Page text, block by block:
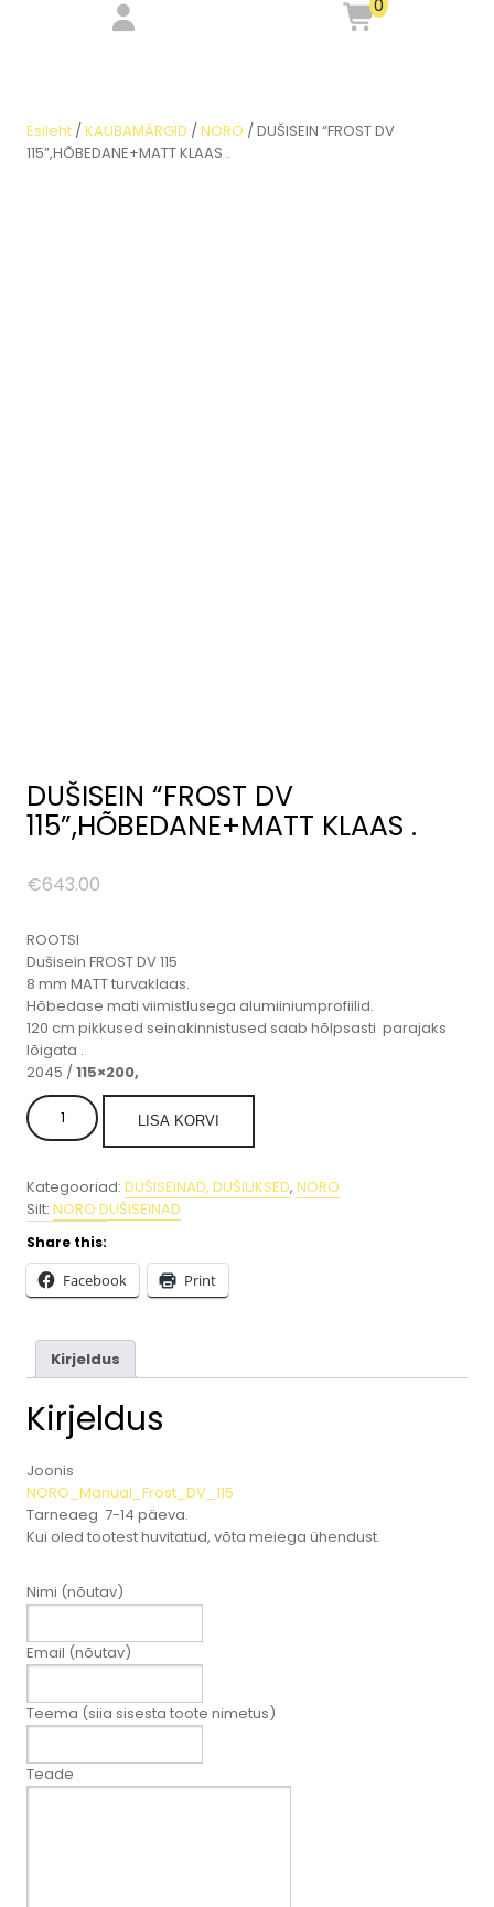
0
Esileht /KAUBAMÄRGID /NORO / DUŠISEIN “FROST DV
115”,HÕBEDANE+MATT KLAAS .
DUŠISEIN “FROST DV
115”,HÕBEDANE+MATT KLAAS .
€643.00
ROOTSI
Dušisein FROST DV 115
8 mm MATT turvaklaas.
Hõbedase mati viimistlusega alumiiniumprofiilid.
120 cm pikkused seinakinnistused saab hõlpsasti parajaks
lõigata .
2045 /115×200,
DUŠISEIN
“FROST
DV
KLAAS
.
kogus
LISA KORVI
Kategooriad: DUŠISEINAD, DUŠIUKSED, NORO
Silt: NORO DUŠISEINAD
Share this:
Facebook Print
Kirjeldus
Kirjeldus
Joonis
NORO_Manual_Frost_DV_115
Tarneaeg 7-14 päeva.
Kui oled tootest huvitatud, võta meiega ühendust.
Nimi (nõutav)
Email (nõutav)
Teema (siia sisesta toote nimetus)
Teade